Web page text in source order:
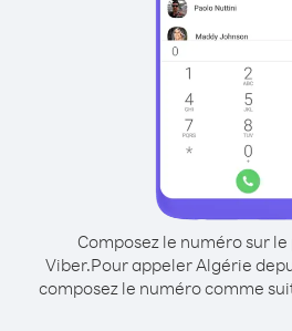
Composez le numéro sur
Viber.Pour appeler Algérie
composez le numéro comme